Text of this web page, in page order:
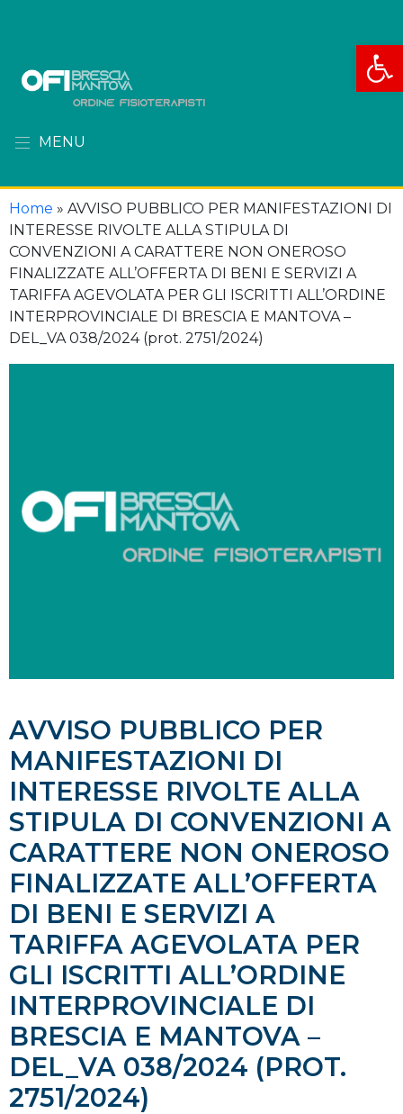
Apri
MENU
Home » AVVISO PUBBLICO PER MANIFESTAZIONI DI
INTERESSE RIVOLTE ALLA STIPULA DI
CONVENZIONI A CARATTERE NON ONEROSO
FINALIZZATE ALL’OFFERTA DI BENI E SERVIZI A
TARIFFA AGEVOLATA PER GLI ISCRITTI ALL’ORDINE
INTERPROVINCIALE DI BRESCIA E MANTOVA –
DEL_VA 038/2024 (prot. 2751/2024)
AVVISO PUBBLICO PER
MANIFESTAZIONI DI
INTERESSE RIVOLTE ALLA
STIPULA DI CONVENZIONI A
CARATTERE NON ONEROSO
FINALIZZATE ALL’OFFERTA
DI BENI E SERVIZI A
TARIFFA AGEVOLATA PER
GLI ISCRITTI ALL’ORDINE
INTERPROVINCIALE DI
BRESCIA E MANTOVA –
DEL_VA 038/2024 (PROT.
2751/2024)